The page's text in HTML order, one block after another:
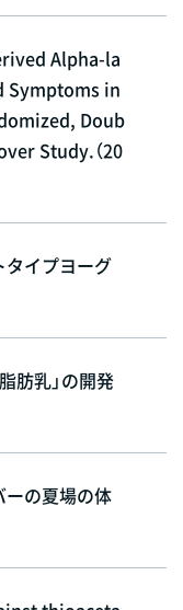
Alpha-la
Symptoms in
Doub
Study.（20
タイプヨーグ
肪乳」の開発
ーの夏場の体